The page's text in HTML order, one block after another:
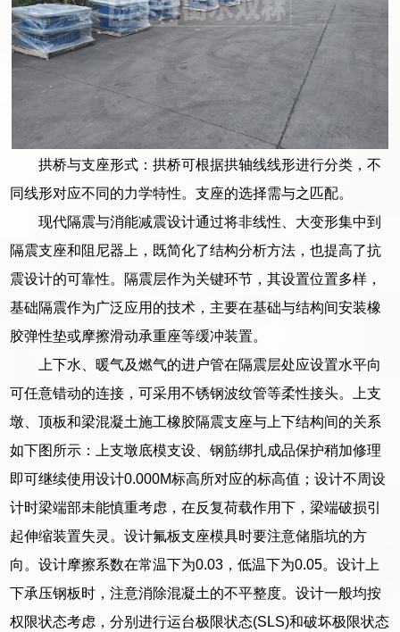
拱桥与支座形式：拱桥可根据拱轴线线形进行分类，不
同线形对应不同的力学特性。支座的选择需与之匹配。
现代隔震与消能减震设计通过将非线性、大变形集中到
隔震支座和阻尼器上，既简化了结构分析方法，也提高了抗
震设计的可靠性。隔震层作为关键环节，其设置位置多样，
基础隔震作为广泛应用的技术，主要在基础与结构间安装橡
胶弹性垫或摩擦滑动承重座等缓冲装置。
上下水、暖气及燃气的进户管在隔震层处应设置水平向
可任意错动的连接，可采用不锈钢波纹管等柔性接头。上支
墩、顶板和梁混凝土施工橡胶隔震支座与上下结构间的关系
如下图所示：上支墩底模支设、钢筋绑扎成品保护稍加修理
即可继续使用设计0.000M标高所对应的标高值；设计不周设
计时梁端部未能慎重考虑，在反复荷载作用下，梁端破损引
起伸缩装置失灵。设计氟板支座模具时要注意储脂坑的方
向。设计摩擦系数在常温下为0.03，低温下为0.05。设计上
下承压钢板时，注意消除混凝土的不平整度。设计一般均按
权限状态考虑，分别进行运台极限状态(SLS)和破坏极限状态